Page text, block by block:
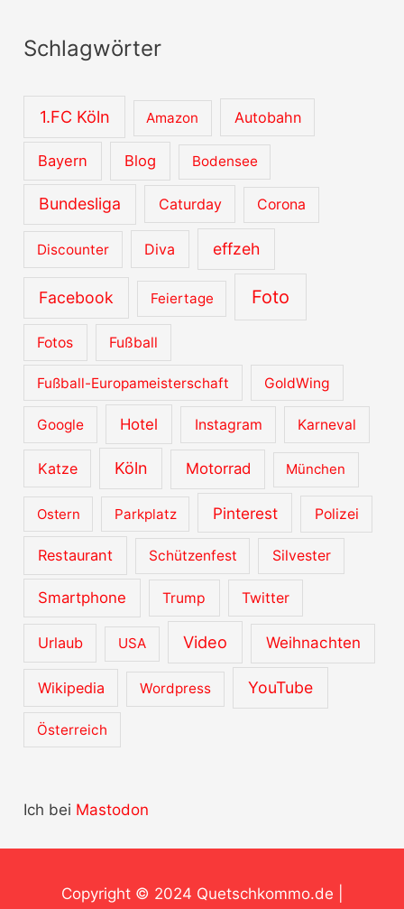
h
e
Schlagwörter
1.FC Köln Amazon Autobahn
Bayern Blog Bodensee
Bundesliga Caturday Corona
Discounter Diva effzeh
Facebook Feiertage Foto
Fotos Fußball
Fußball-Europameisterschaft GoldWing
Google Hotel Instagram Karneval
Katze Köln Motorrad München
Ostern Parkplatz Pinterest Polizei
Restaurant Schützenfest Silvester
Smartphone Trump Twitter
Urlaub USA Video Weihnachten
Wikipedia Wordpress YouTube
Österreich
Ich bei Mastodon
Copyright © 2024 Quetschkommo.de